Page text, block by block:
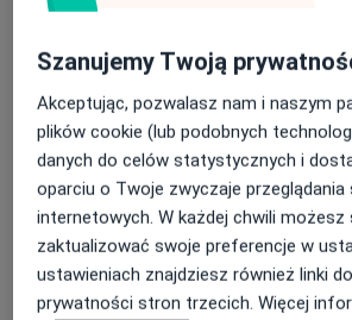
Konsultacja internisty
220 zł Szczegóły
Konsultacja internistyczna
Od 220 zł Szczegóły
+ 9 usług
Szanujemy Twoją
Akceptując, pozwalasz nam i naszym
plików cookie (lub podobnych
danych do celów statystycznych i
oparciu o Twoje zwyczaje przeglądania
internetowych. W każdej chwili możesz
zaktualizować swoje preferencje w
ustawieniach znajdziesz również linki
prywatności stron trzecich. Więcej